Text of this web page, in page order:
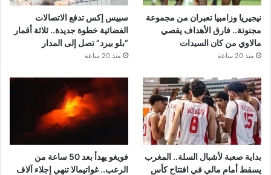
نيجيريا وزامبيا تعبران من مجموعة
مجنونة.. فارق الأهداف يقصي
مالاوي من كان السيدات
منذ 20 ساعة
سبيس إكس تدفع الاتصالات
الفضائية خطوة جديدة.. ثلاثة أقمار
“بلو بيرد” تصل إلى المدار
منذ 20 ساعة
بداية صعبة لأشبال السلة.. المغرب
يسقط أمام مالي في افتتاح كأس
فويغو يهدأ بعد 50 ساعة من
الرعب.. غواتيمالا تنهي إجلاء آلاف